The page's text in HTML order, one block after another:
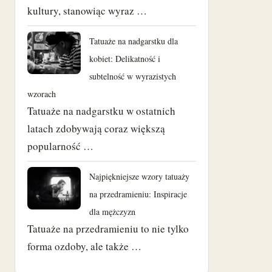
kultury, stanowiąc wyraz …
Tatuaże na nadgarstku dla
kobiet: Delikatność i
subtelność w wyrazistych
wzorach
Tatuaże na nadgarstku w ostatnich
latach zdobywają coraz większą
popularność …
Najpiękniejsze wzory tatuaży
na przedramieniu: Inspiracje
dla mężczyzn
Tatuaże na przedramieniu to nie tylko
forma ozdoby, ale także …